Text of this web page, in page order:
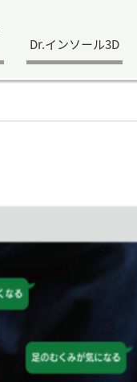
Dr.インソール3D